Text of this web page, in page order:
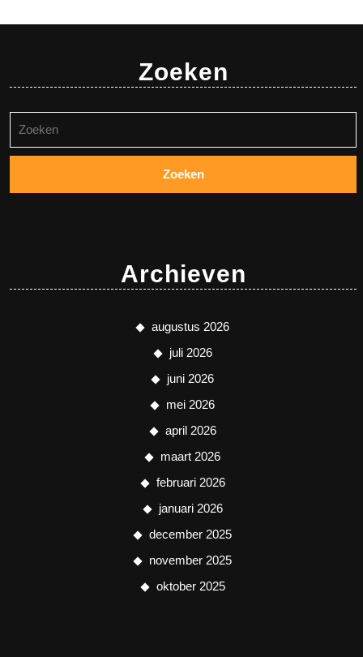
Zoeken
naar:
Archieven
augustus 2026
juli 2026
juni 2026
mei 2026
april 2026
maart 2026
februari 2026
januari 2026
december 2025
november 2025
oktober 2025